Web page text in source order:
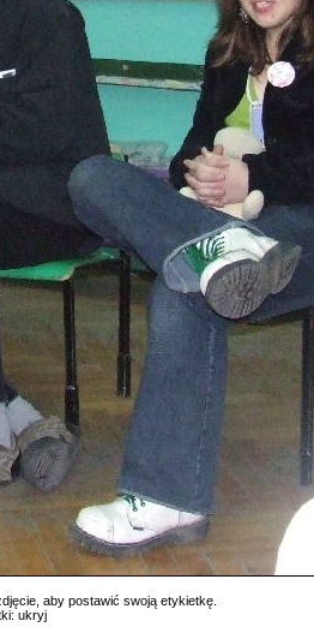
aby postawić swoją etykietkę.
ukryj